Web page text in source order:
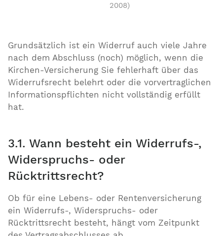
2008)
Grundsätzlich ist ein Widerruf auch viele Jahre
nach dem Abschluss (noch) möglich, wenn die
Kirchen-Versicherung Sie fehlerhaft über das
Widerrufsrecht belehrt oder die vorvertraglichen
Informationspflichten nicht vollständig erfüllt
hat.
3.1. Wann besteht ein Widerrufs-,
Widerspruchs- oder
Rücktrittsrecht?
Ob für eine Lebens- oder Rentenversicherung
ein Widerrufs-, Widerspruchs- oder
Rücktrittsrecht besteht, hängt vom Zeitpunkt